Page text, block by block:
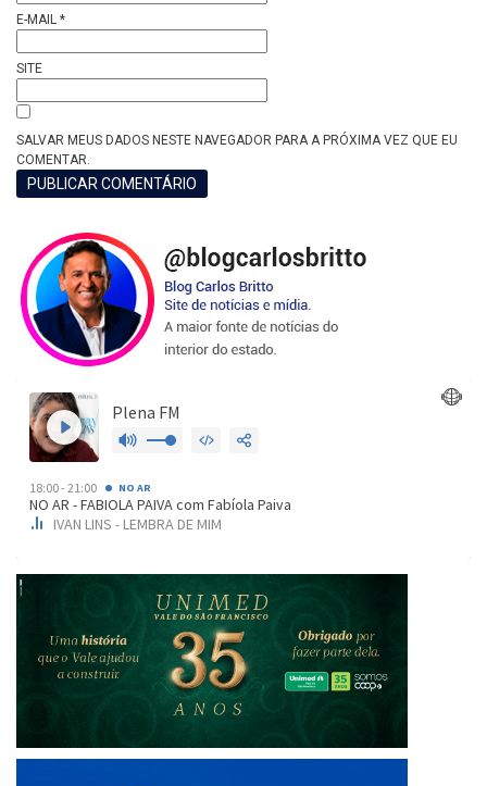
E-MAIL *
SITE
SALVAR MEUS DADOS NESTE NAVEGADOR PARA A PRÓXIMA VEZ QUE EU
COMENTAR.